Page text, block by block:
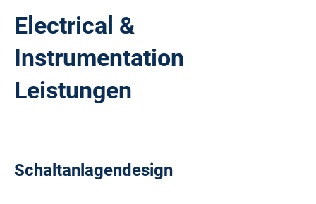
Electrical &
Instrumentation
Leistungen
Schaltanlagendesign